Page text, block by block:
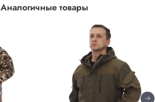
Аналогичные товары